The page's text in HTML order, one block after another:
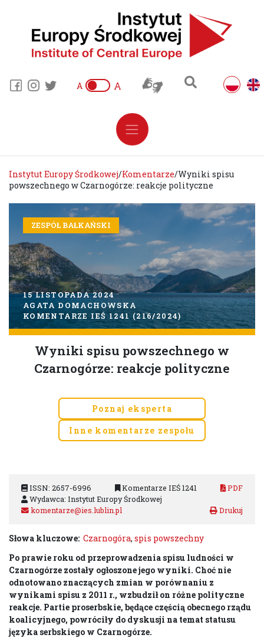
A A
Instytut Europy Środkowej/Komentarze/Wyniki spisu
powszechnego w Czarnogórze: reakcje polityczne
ZESPÓŁ BAŁKAŃSKI
15 LISTOPADA 2024
AGATA DOMACHOWSKA
KOMENTARZE IEŚ 1241 (216/2024)
Wyniki spisu powszechnego w
Czarnogórze: reakcje polityczne
Poznaj eksperta
Inne komentarze zespołu
ISSN: 2657-6996 Komentarze IEŚ 1241
PDF
Wydawca: Instytut Europy Środkowej
komentarze@ies.lublin.pl
Słowa kluczowe: Czarnogóra, spis powszechny
Po prawie roku od przeprowadzenia spisu ludności w
Czarnogórze zostały ogłoszone jego wyniki. Choć nie
odnotowano znaczących zmian w porównaniu z
wynikami spisu z 2011 r., wzbudził on różne polityczne
reakcje. Partie proserbskie, będące częścią obecnego rządu
koalicyjnego, powróciły do dyskusji na temat statusu
języka serbskiego w Czarnogórze.